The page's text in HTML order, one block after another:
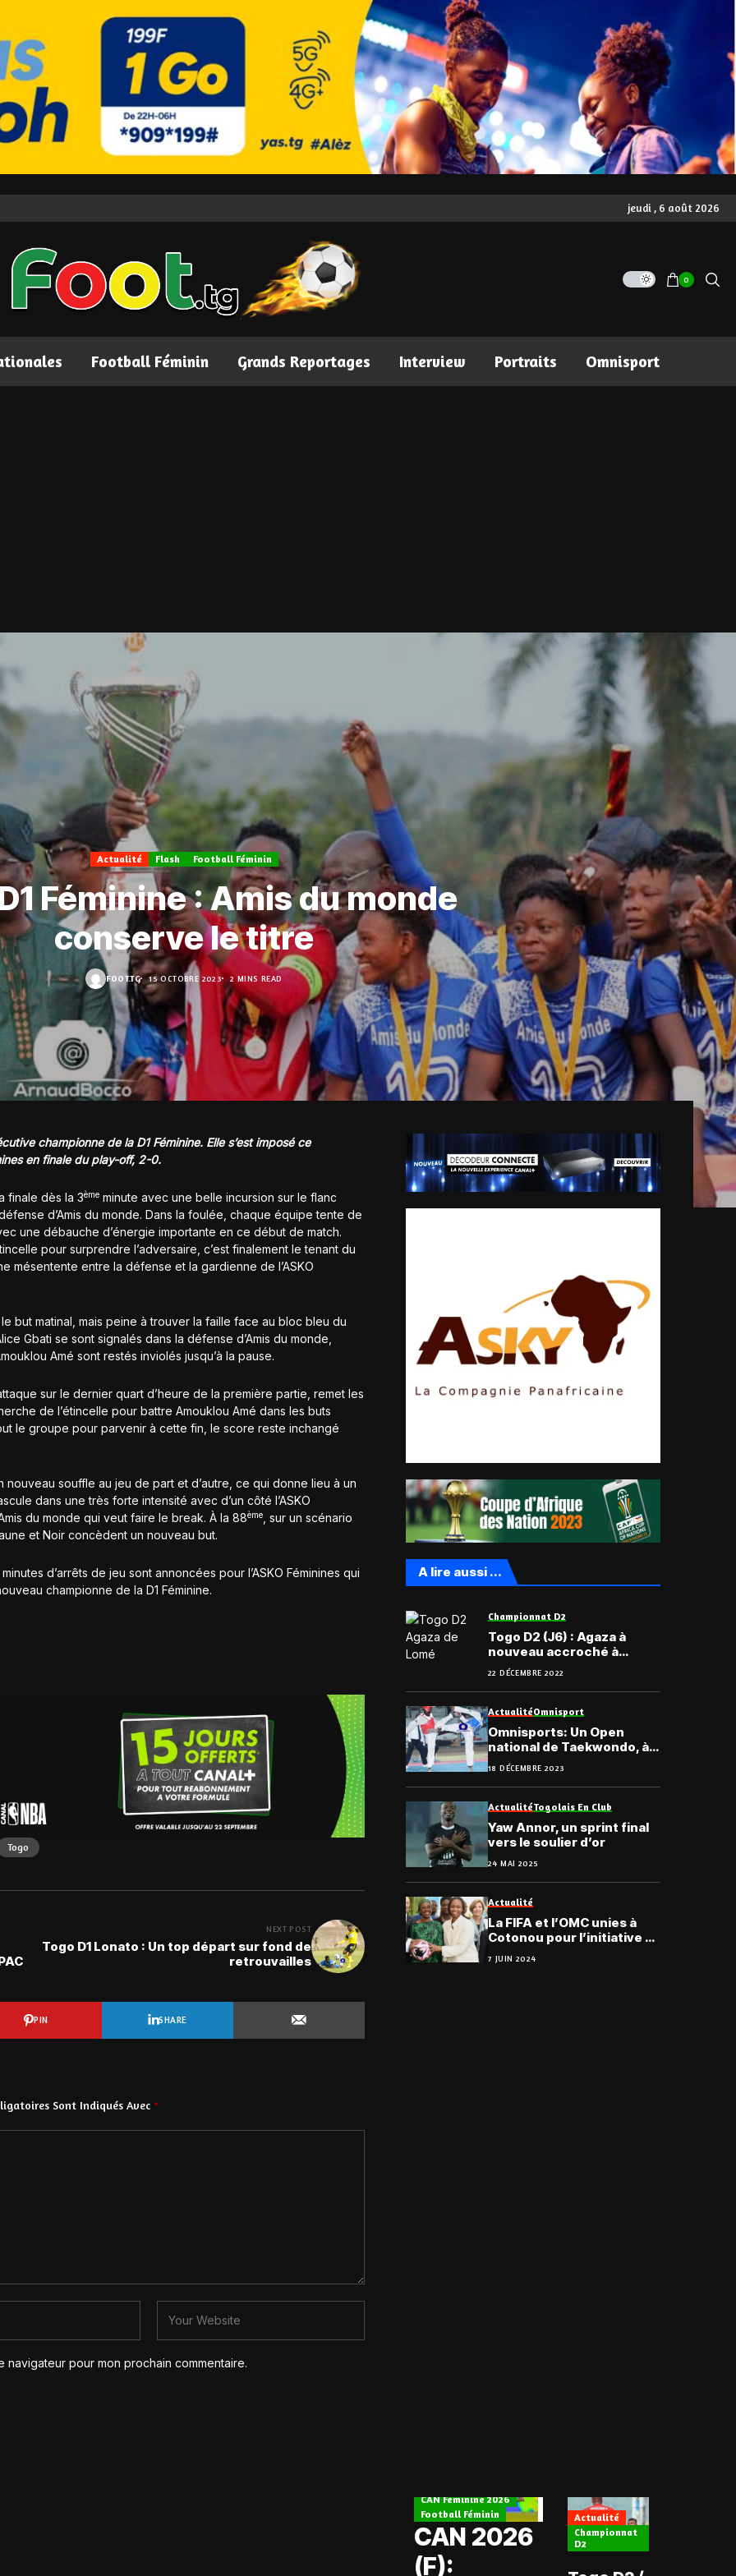
jeudi , 6 août 2026
0
Football Féminin Grands Reportages Interview Portraits Omnisport
Actualité Flash Football Féminin
Féminine : Amis du monde
conserve le titre
FOOT.TG 15 OCTOBRE 2023 2 MINS READ
championne de la D1 Féminine. Elle s’est imposé ce
en finale du play-off, 2-0.
finale dès la 3ème minute avec une belle incursion sur le flanc
d’Amis du monde. Dans la foulée, chaque équipe tente de
une débauche d’énergie importante en ce début de match.
pour surprendre l’adversaire, c’est finalement le tenant du
mésentente entre la défense et la gardienne de l’ASKO
but matinal, mais peine à trouver la faille face au bloc bleu du
Gbati se sont signalés dans la défense d’Amis du monde,
Amé sont restés inviolés jusqu’à la pause.
sur le dernier quart d’heure de la première partie, remet les
de l’étincelle pour battre Amouklou Amé dans les buts
le groupe pour parvenir à cette fin, le score reste inchangé
souffle au jeu de part et d’autre, ce qui donne lieu à un
dans une très forte intensité avec d’un côté l’ASKO
du monde qui veut faire le break. À la 88ème
, sur un scénario
et Noir concèdent un nouveau but.
d’arrêts de jeu sont annoncées pour l’ASKO Féminines qui
championne de la D1 Féminine.
Togo
NEXT POST
Togo D1 Lonato : Un top départ sur fond de
retrouvailles
PIN SHARE
Sont Indiqués Avec *
navigateur pour mon prochain commentaire.
A lire aussi ...
Championnat D2
Togo D2 (J6) : Agaza à
nouveau accroché à
domicile, le classement
22 DÉCEMBRE 2022
ActualitéOmnisport
Omnisports: Un Open
national de Taekwondo, à
Lomé
18 DÉCEMBRE 2023
ActualitéTogolais En Club
Yaw Annor, un sprint final
vers le soulier d’or
24 MAI 2025
Actualité
La FIFA et l’OMC unies à
Cotonou pour l’initiative «
Partenariat pour le Coton »
7 JUIN 2024
CAN Féminine 2026
Football Féminin
CAN 2026
(F):
Actualité
Championnat
D2